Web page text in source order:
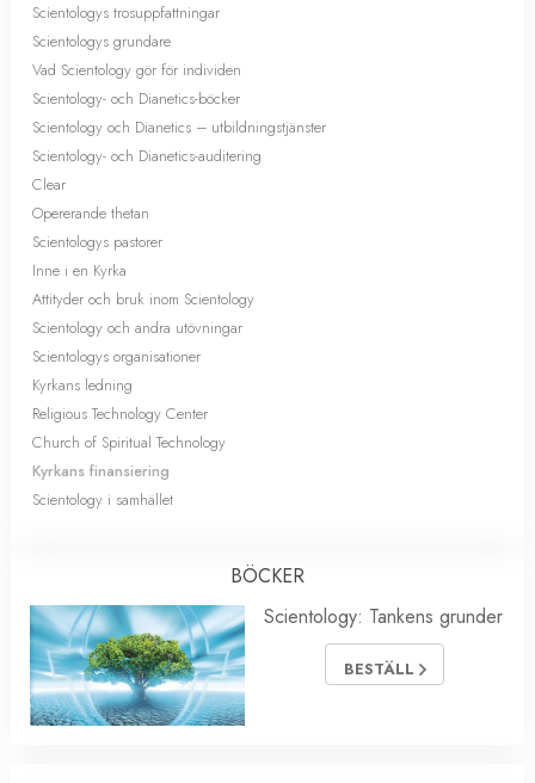
Scientologys trosuppfattningar
Scientologys grundare
Vad Scientology gör för individen
Scientology- och Dianetics-böcker
Scientology och Dianetics – utbildningstjänster
Scientology- och Dianetics-auditering
Clear
Opererande thetan
Scientologys pastorer
Inne i en Kyrka
Attityder och bruk inom Scientology
Scientology och andra utövningar
Scientologys organisationer
Kyrkans ledning
Religious Technology Center
Church of Spiritual Technology
Kyrkans finansiering
Scientology i samhället
BÖCKER
Scientology: Tankens grunder
BESTÄLL